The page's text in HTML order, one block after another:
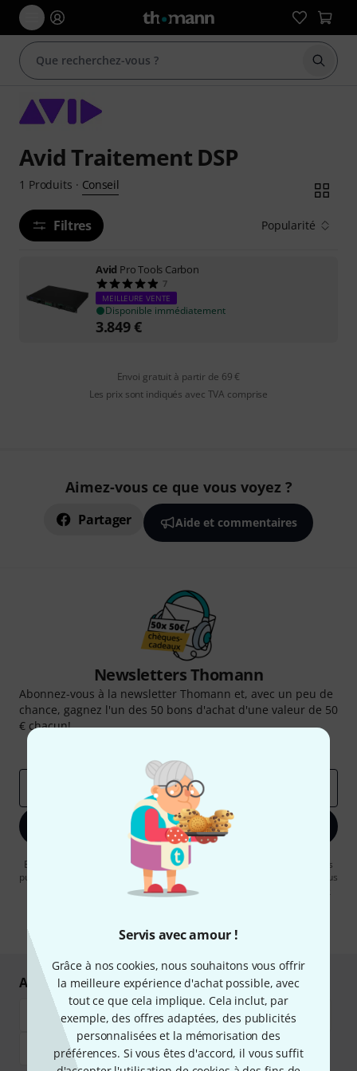
Servis avec amour !
Grâce à nos cookies, nous souhaitons vous offrir
la meilleure expérience d'achat possible, avec
tout ce que cela implique. Cela inclut, par
exemple, des offres adaptées, des publicités
personnalisées et la mémorisation des
préférences. Si vous êtes d'accord, il vous suffit
Avid Traitement DSP
1 Produits · Conseil
Filtres Popularité
Avid Pro Tools Carbon
7
MEILLEURE VENTE
Disponible immédiatement
3.849€
Envoi gratuit à partir de 69 €
Les prix sont indiqués avec TVA comprise
Aimez-vous ce que vous voyez ?
Partager Aide et commentaires
Newsletters Thomann
Abonnez-vous à la newsletter Thomann et, avec un peu de
chance, gagnez l'un des 50 bons d'achat d'une valeur de 50
€ chacun!
S'inscrire maintenant
En cliquant sur "S'inscrire maintenant", vous acceptez de recevoir des
publicités par e-mail. La désinscription est possible à tout moment. Vous
pouvez trouver plus d'informations à ce sujet dans notre
Achetez et payez en toute sécurité